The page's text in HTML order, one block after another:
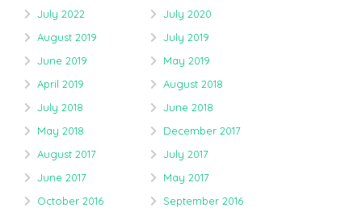
July 2022
July 2020
August 2019
July 2019
June 2019
May 2019
April 2019
August 2018
July 2018
June 2018
May 2018
December 2017
August 2017
July 2017
June 2017
May 2017
October 2016
September 2016